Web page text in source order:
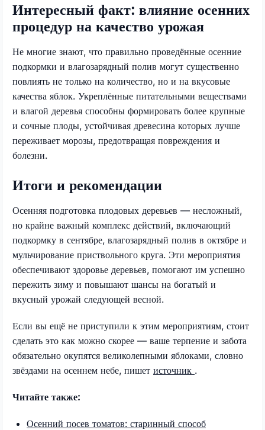
Интересный факт: влияние осенних
процедур на качество урожая
Не многие знают, что правильно проведённые осенние
подкормки и влагозарядный полив могут существенно
повлиять не только на количество, но и на вкусовые
качества яблок. Укреплённые питательными веществами
и влагой деревья способны формировать более крупные
и сочные плоды, устойчивая древесина которых лучше
переживает морозы, предотвращая повреждения и
болезни.
Итоги и рекомендации
Осенняя подготовка плодовых деревьев — несложный,
но крайне важный комплекс действий, включающий
подкормку в сентябре, влагозарядный полив в октябре и
мульчирование приствольного круга. Эти мероприятия
обеспечивают здоровье деревьев, помогают им успешно
пережить зиму и повышают шансы на богатый и
вкусный урожай следующей весной.
Если вы ещё не приступили к этим мероприятиям, стоит
сделать это как можно скорее — ваше терпение и забота
обязательно окупятся великолепными яблоками, словно
звёздами на осеннем небе, пишет источник .
Читайте также:
Осенний посев томатов: старинный способ